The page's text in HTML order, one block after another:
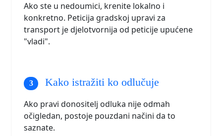
Ako ste u nedoumici, krenite lokalno i
konkretno. Peticija gradskoj upravi za
transport je djelotvornija od peticije upućene
"vladi".
Kako istražiti ko odlučuje
Ako pravi donositelj odluka nije odmah
očigledan, postoje pouzdani načini da to
saznate.